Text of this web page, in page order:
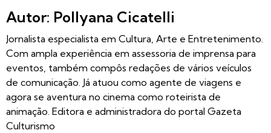
Autor: Pollyana Cicatelli
Jornalista especialista em Cultura, Arte e Entretenimento.
Com ampla experiência em assessoria de imprensa para
eventos, também compôs redações de vários veículos
de comunicação. Já atuou como agente de viagens e
agora se aventura no cinema como roteirista de
animação. Editora e administradora do portal Gazeta
Culturismo